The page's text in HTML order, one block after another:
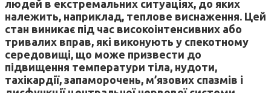
людей в екстремальних ситуаціях, до яких
належить, наприклад, теплове виснаження. Цей
стан виникає під час високоінтенсивних або
тривалих вправ, які виконують у спекотному
середовищі, що може призвести до
підвищення температури тіла, нудоти,
тахікардії, запаморочень, м’язових спазмів і